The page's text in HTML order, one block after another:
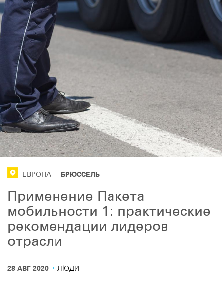
ЕВРОПА БРЮССЕЛЬ
Применение Пакета
мобильности 1: практические
рекомендации лидеров
отрасли
28 АВГ 2020 · ЛЮДИ